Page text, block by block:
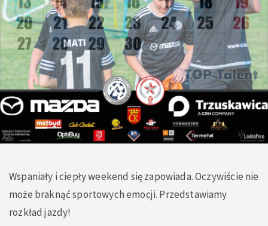
Wspaniały i ciepły weekend się zapowiada. Oczywiście nie
może braknąć sportowych emocji. Przedstawiamy
rozkład jazdy!